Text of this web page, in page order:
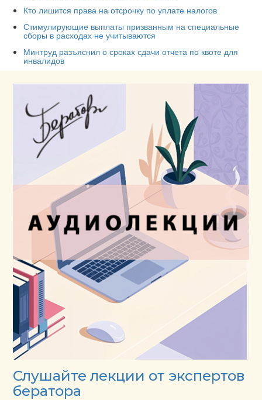
Кто лишится права на отсрочку по уплате налогов
Стимулирующие выплаты призванным на специальные
сборы в расходах не учитываются
Минтруд разъяснил о сроках сдачи отчета по квоте для
инвалидов
Слушайте лекции от экспертов
бератора